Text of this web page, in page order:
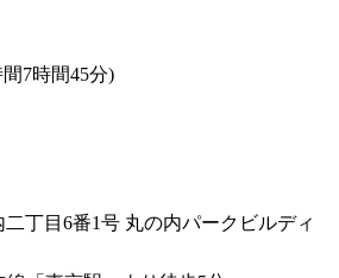
7時間45分)
丁目6番1号 丸の内パークビルディ